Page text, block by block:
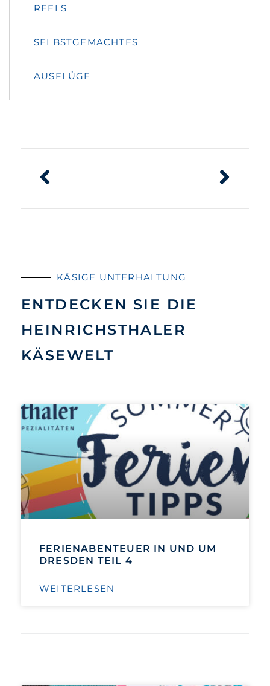
REELS
SELBSTGEMACHTES
AUSFLÜGE
KÄSIGE UNTERHALTUNG
ENTDECKEN SIE DIE
HEINRICHSTHALER
KÄSEWELT
FERIENABENTEUER IN UND UM
DRESDEN TEIL 4
WEITERLESEN